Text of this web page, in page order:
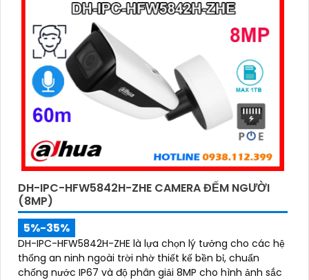
DH-IPC-HFW5842H-ZHE CAMERA ĐẾM NGƯỜI
(8MP)
5%-35%
DH-IPC-HFW5842H-ZHE là lựa chọn lý tưởng cho các hệ
thống an ninh ngoài trời nhờ thiết kế bền bỉ, chuẩn
chống nước IP67 và độ phân giải 8MP cho hình ảnh sắc